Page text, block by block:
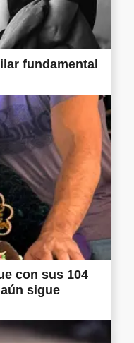
fundamental
con sus 104
sigue